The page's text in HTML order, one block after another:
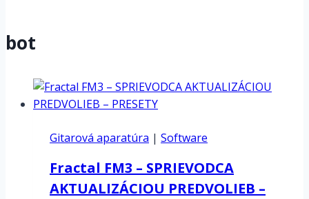
bot
Gitarová aparatúra | Software
Fractal FM3 – SPRIEVODCA
AKTUALIZÁCIOU PREDVOLIEB –